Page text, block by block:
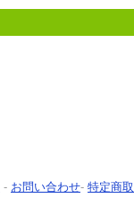
- お問い合わせ- 特定商